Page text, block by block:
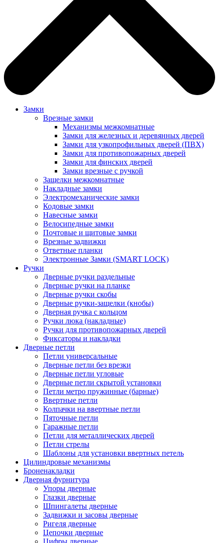
Замки
Врезные замки
Механизмы межкомнатные
Замки для железных и деревянных дверей
Замки для узкопрофильных дверей (ПВХ)
Замки для противопожарных дверей
Замки для финских дверей
Замки врезные с ручкой
Защелки межкомнатные
Накладные замки
Электромеханические замки
Кодовые замки
Навесные замки
Велосипедные замки
Почтовые и щитовые замки
Врезные задвижки
Ответные планки
Электронные Замки (SMART LOCK)
Ручки
Дверные ручки раздельные
Дверные ручки на планке
Дверные ручки скобы
Дверные ручки-защелки (кнобы)
Дверная ручка с кольцом
Ручки люка (накладные)
Ручки для противопожарных дверей
Фиксаторы и накладки
Дверные петли
Петли универсальные
Дверные петли без врезки
Дверные петли угловые
Дверные петли скрытой установки
Петли метро пружинные (барные)
Ввертные петли
Колпачки на ввертные петли
Пяточные петли
Гаражные петли
Петли для металлических дверей
Петли стрелы
Шаблоны для установки ввертных петель
Цилиндровые механизмы
Броненакладки
Дверная фурнитура
Упоры дверные
Глазки дверные
Шпингалеты дверные
Задвижки и засовы дверные
Ригеля дверные
Цепочки дверные
Цифры дверные